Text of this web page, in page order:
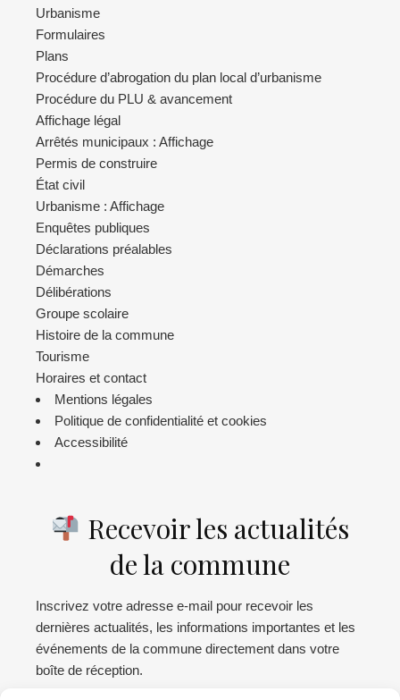
Urbanisme
Formulaires
Plans
Procédure d’abrogation du plan local d’urbanisme
Procédure du PLU & avancement
Affichage légal
Arrêtés municipaux : Affichage
Permis de construire
État civil
Urbanisme : Affichage
Enquêtes publiques
Déclarations préalables
Démarches
Délibérations
Groupe scolaire
Histoire de la commune
Tourisme
Horaires et contact
Mentions légales
Politique de confidentialité et cookies
Accessibilité
Recevoir les actualités
de la commune
Inscrivez votre adresse e-mail pour recevoir les
dernières actualités, les informations importantes et les
événements de la commune directement dans votre
boîte de réception.